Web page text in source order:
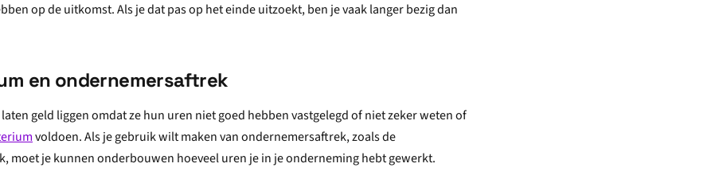
op de uitkomst. Als je dat pas op het einde uitzoekt, ben je vaak langer bezig dan
en ondernemersaftrek
geld liggen omdat ze hun uren niet goed hebben vastgelegd of niet zeker weten of
voldoen. Als je gebruik wilt maken van ondernemersaftrek, zoals de
moet je kunnen onderbouwen hoeveel uren je in je onderneming hebt gewerkt.